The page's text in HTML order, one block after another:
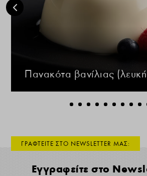
Πανακότα βανίλιας
ΓΡΑΦΤΕΙΤΕ ΣΤΟ NEWSLETTER ΜΑΣ:
Εγγραφείτε στο